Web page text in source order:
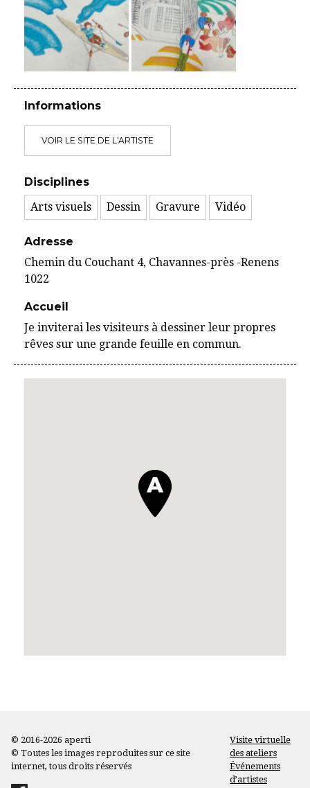
Informations
VOIR LE SITE DE L'ARTISTE
Disciplines
Arts visuels
Dessin Gravure Vidéo
Adresse
Chemin du Couchant 4, Chavannes-près -Renens
1022
Accueil
Je inviterai les visiteurs à dessiner leur propres
rêves sur une grande feuille en commun.
© 2016-2026 aperti
© Toutes les images reproduites sur ce site
internet, tous droits réservés
Visite virtuelle
des ateliers
Événements
d’artistes